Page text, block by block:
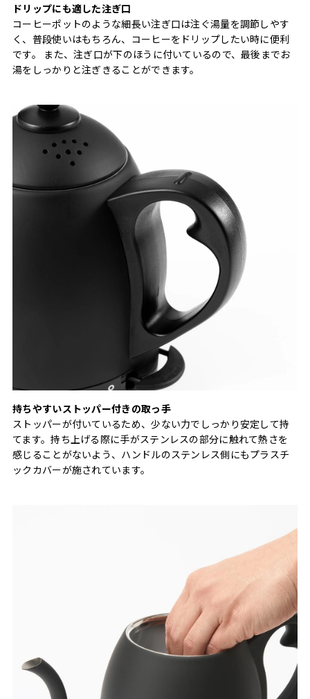
ドリップにも適した注ぎ⼝
コーヒーポットのような細長い注ぎ口は注ぐ湯量を調節しやす
く、普段使いはもちろん、コーヒーをドリップしたい時に便利
です。 また、注ぎ口が下のほうに付いているので、最後までお
湯をしっかりと注ぎきることができます。
持ちやすいストッパー付きの取っ⼿
ストッパーが付いているため、少ない力でしっかり安定して持
てます。持ち上げる際に⼿がステンレスの部分に触れて熱さを
感じることがないよう、ハンドルのステンレス側にもプラスチ
ックカバーが施されています。